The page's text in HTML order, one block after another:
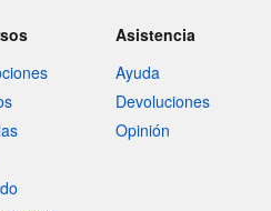
Asistencia
Ayuda
Devoluciones
Opinión